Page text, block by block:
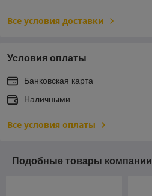
Все условия доставки
Условия оплаты
Банковская карта
Наличными
Все условия оплаты
Подобные товары компании